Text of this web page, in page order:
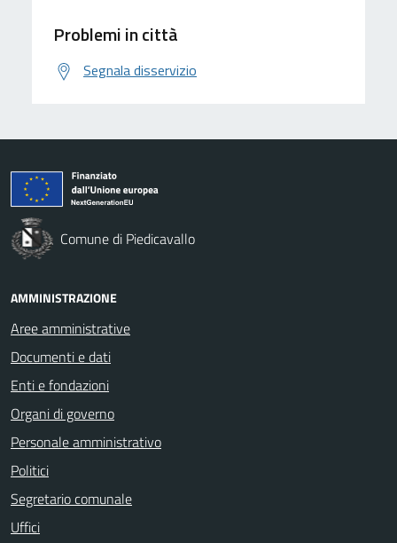
Problemi in città
Segnala disservizio
Comune di Piedicavallo
AMMINISTRAZIONE
Aree amministrative
Documenti e dati
Enti e fondazioni
Organi di governo
Personale amministrativo
Politici
Segretario comunale
Uffici